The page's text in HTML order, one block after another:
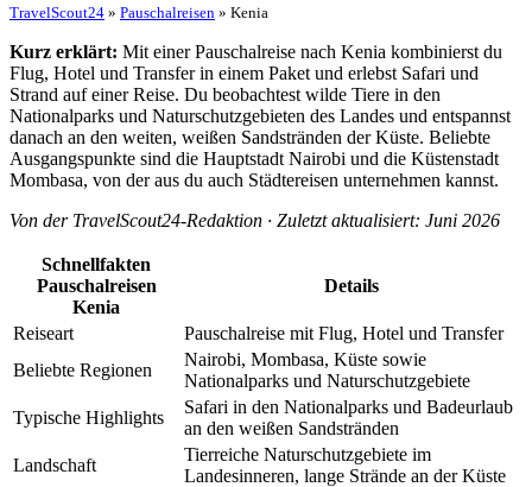
TravelScout24 » Pauschalreisen » Kenia
Kurz erklärt: Mit einer Pauschalreise nach Kenia kombinierst du
Flug, Hotel und Transfer in einem Paket und erlebst Safari und
Strand auf einer Reise. Du beobachtest wilde Tiere in den
Nationalparks und Naturschutzgebieten des Landes und entspannst
danach an den weiten, weißen Sandstränden der Küste. Beliebte
Ausgangspunkte sind die Hauptstadt Nairobi und die Küstenstadt
Mombasa, von der aus du auch Städtereisen unternehmen kannst.
Von der TravelScout24-Redaktion · Zuletzt aktualisiert: Juni 2026
Schnellfakten
Pauschalreisen
Kenia
Details
Reiseart
Pauschalreise mit Flug, Hotel und Transfer
Beliebte Regionen
Nairobi, Mombasa, Küste sowie
Nationalparks und Naturschutzgebiete
Typische Highlights
Safari in den Nationalparks und Badeurlaub
an den weißen Sandstränden
Landschaft
Tierreiche Naturschutzgebiete im
Landesinneren, lange Strände an der Küste